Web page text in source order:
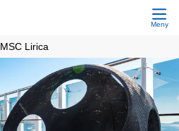
Meny
MSC Lirica